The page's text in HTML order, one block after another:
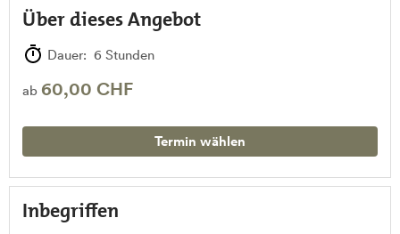
Über dieses Angebot
Dauer: 6 Stunden
ab 60,00 CHF
Termin wählen
Inbegriffen